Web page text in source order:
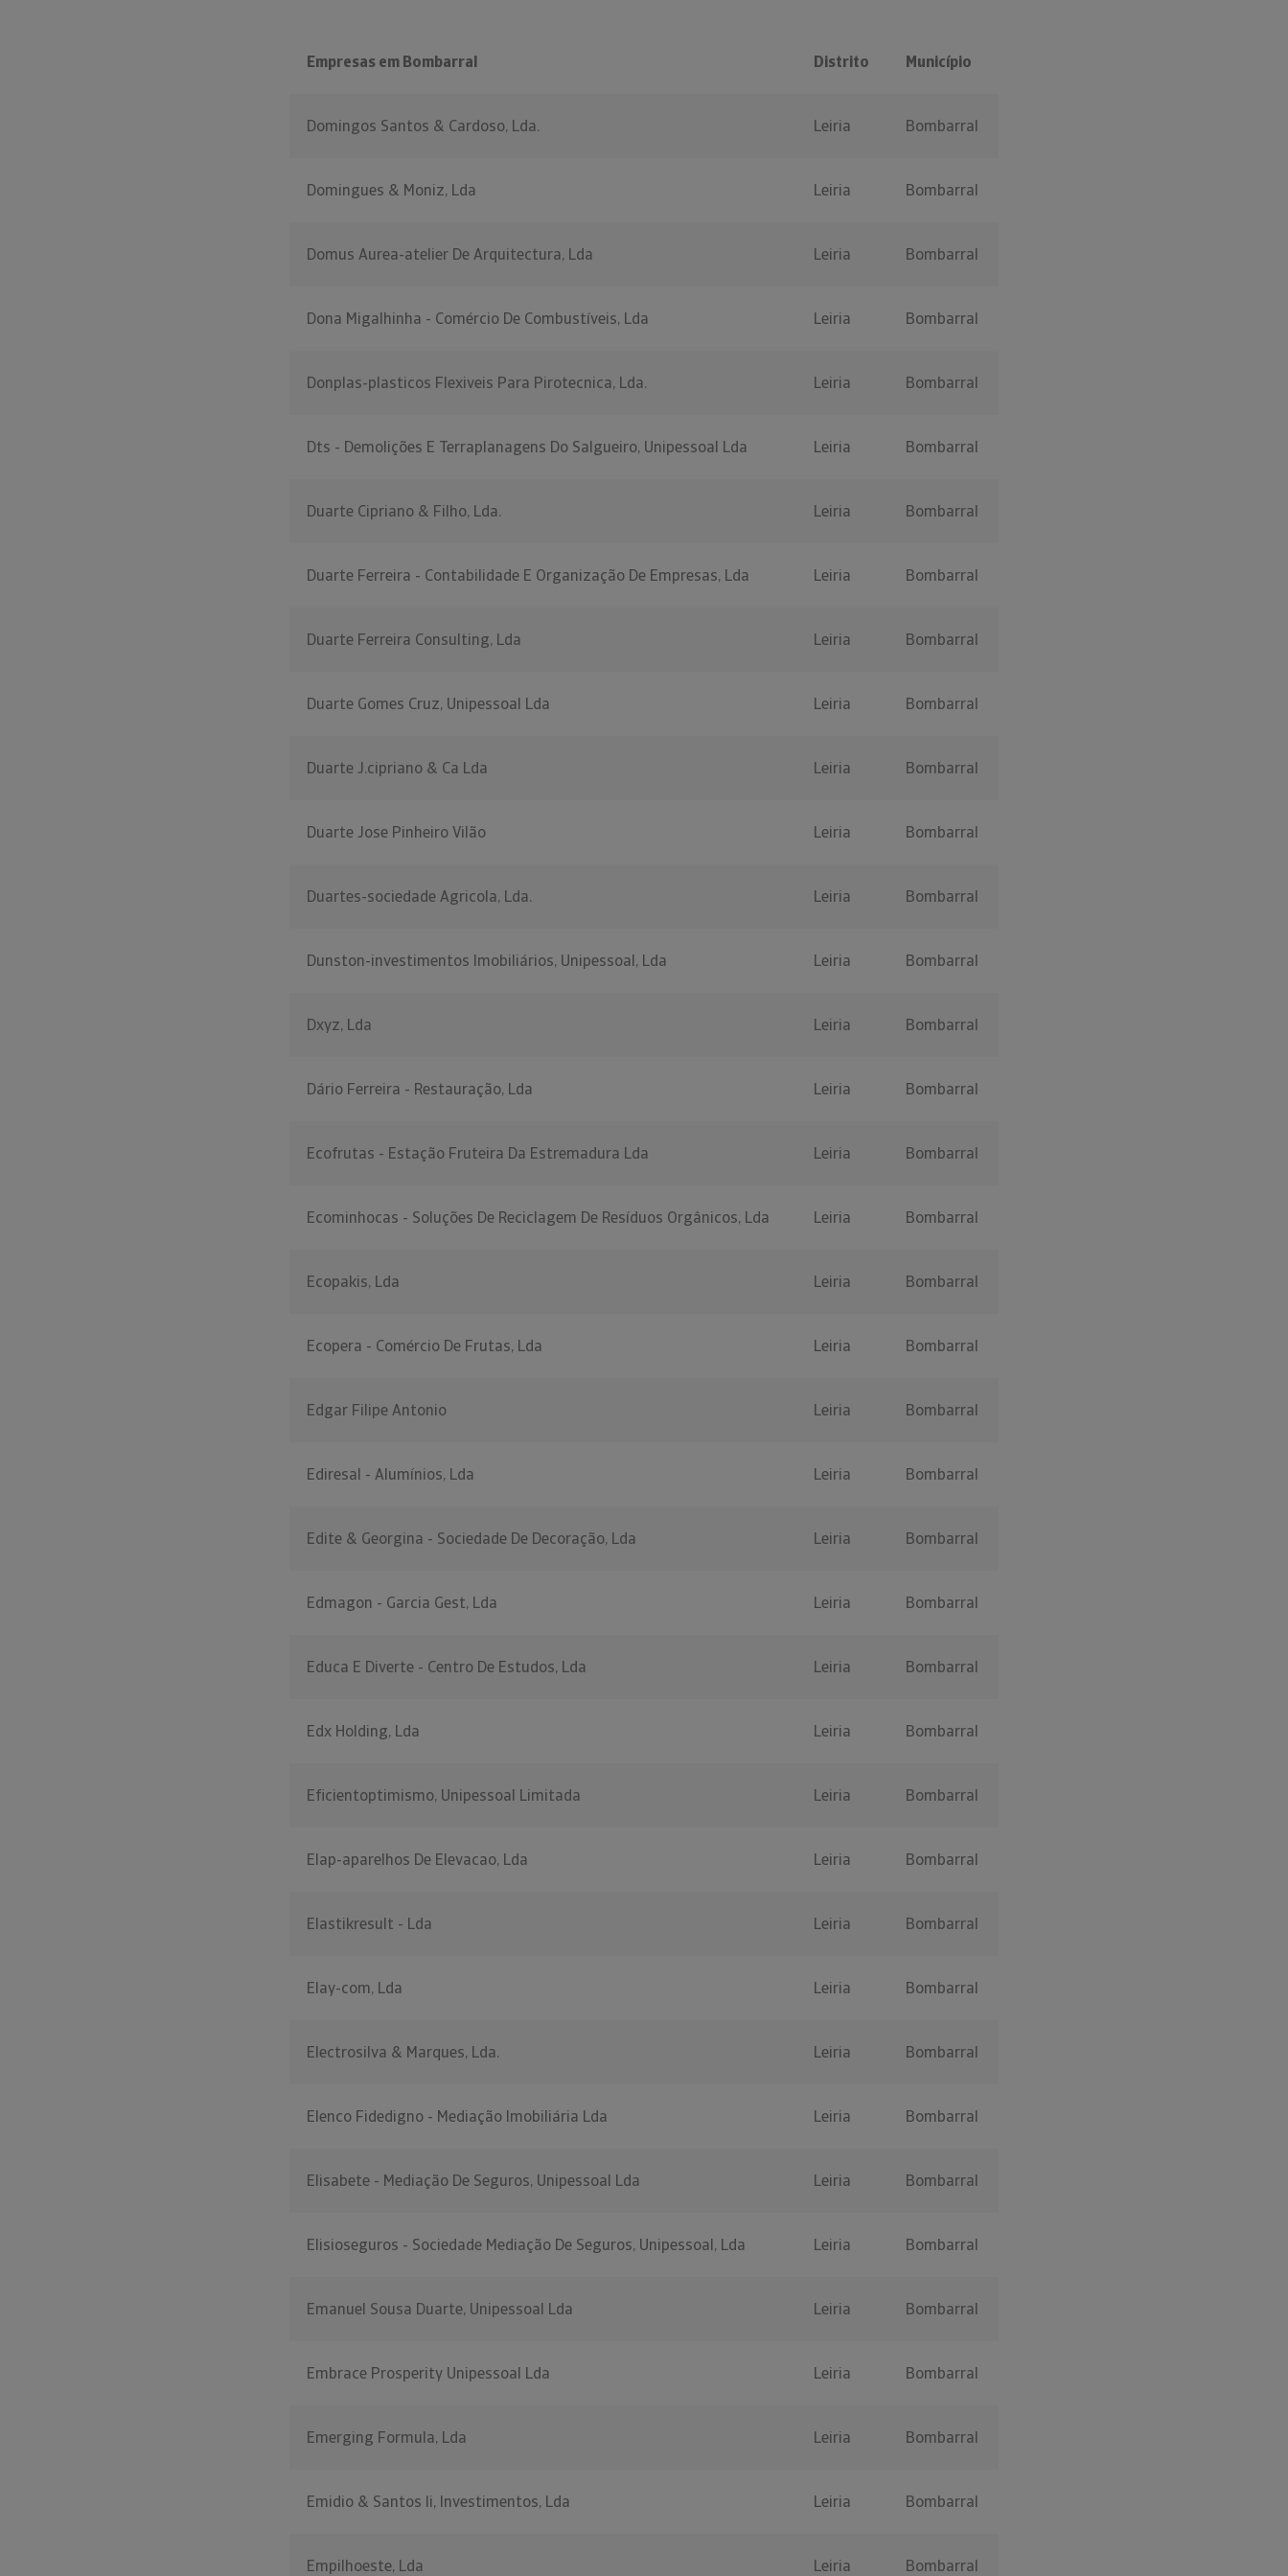
Empresas em Bombarral Distrito Município
Domingos Santos & Cardoso, Lda. Leiria Bombarral
Domingues & Moniz, Lda Leiria Bombarral
Domus Aurea-atelier De Arquitectura, Lda Leiria Bombarral
Dona Migalhinha - Comércio De Combustíveis, Lda Leiria Bombarral
Donplas-plasticos Flexiveis Para Pirotecnica, Lda. Leiria Bombarral
Dts - Demolições E Terraplanagens Do Salgueiro, Unipessoal Lda Leiria Bombarral
Duarte Cipriano & Filho, Lda. Leiria Bombarral
Duarte Ferreira - Contabilidade E Organização De Empresas, Lda Leiria Bombarral
Duarte Ferreira Consulting, Lda Leiria Bombarral
Duarte Gomes Cruz, Unipessoal Lda Leiria Bombarral
Duarte J.cipriano & Ca Lda Leiria Bombarral
Duarte Jose Pinheiro Vilão Leiria Bombarral
Duartes-sociedade Agricola, Lda. Leiria Bombarral
Dunston-investimentos Imobiliários, Unipessoal, Lda Leiria Bombarral
Dxyz, Lda Leiria Bombarral
Dário Ferreira - Restauração, Lda Leiria Bombarral
Ecofrutas - Estação Fruteira Da Estremadura Lda Leiria Bombarral
Ecominhocas - Soluções De Reciclagem De Resíduos Orgânicos, Lda Leiria Bombarral
Ecopakis, Lda Leiria Bombarral
Ecopera - Comércio De Frutas, Lda Leiria Bombarral
Edgar Filipe Antonio Leiria Bombarral
Ediresal - Alumínios, Lda Leiria Bombarral
Edite & Georgina - Sociedade De Decoração, Lda Leiria Bombarral
Edmagon - Garcia Gest, Lda Leiria Bombarral
Educa E Diverte - Centro De Estudos, Lda Leiria Bombarral
Edx Holding, Lda Leiria Bombarral
Eficientoptimismo, Unipessoal Limitada Leiria Bombarral
Elap-aparelhos De Elevacao, Lda Leiria Bombarral
Elastikresult - Lda Leiria Bombarral
Elay-com, Lda Leiria Bombarral
Electrosilva & Marques, Lda. Leiria Bombarral
Elenco Fidedigno - Mediação Imobiliária Lda Leiria Bombarral
Elisabete - Mediação De Seguros, Unipessoal Lda Leiria Bombarral
Elisioseguros - Sociedade Mediação De Seguros, Unipessoal, Lda Leiria Bombarral
Emanuel Sousa Duarte, Unipessoal Lda Leiria Bombarral
Embrace Prosperity Unipessoal Lda Leiria Bombarral
Emerging Formula, Lda Leiria Bombarral
Emidio & Santos Ii, Investimentos, Lda Leiria Bombarral
Empilhoeste, Lda Leiria Bombarral